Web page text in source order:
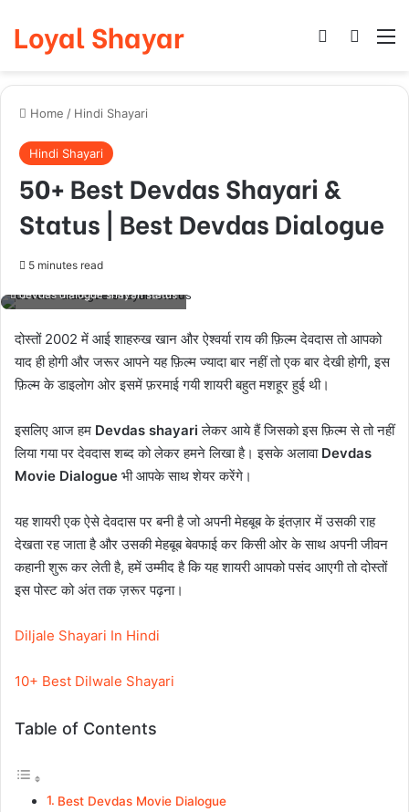
Loyal Shayar Log In
Home / Hindi Shayari
Hindi Shayari
50+ Best Devdas Shayari &
Status | Best Devdas Dialogue
5 minutes read
devdas dialogue shayari status
दोस्तों 2002 में आई शाहरुख खान और ऐश्वर्या राय की फ़िल्म देवदास तो आपको
याद ही होगी और जरूर आपने यह फ़िल्म ज्यादा बार नहीं तो एक बार देखी होगी, इस
फ़िल्म के डाइलोग ओर इसमें फ़रमाई गयी शायरी बहुत मशहूर हुई थी।
इसलिए आज हम Devdas shayari लेकर आये हैं जिसको इस फ़िल्म से तो नहीं
लिया गया पर देवदास शब्द को लेकर हमने लिखा है। इसके अलावा Devdas
Movie Dialogue भी आपके साथ शेयर करेंगे।
यह शायरी एक ऐसे देवदास पर बनी है जो अपनी मेहबूब के इंतज़ार में उसकी राह
देखता रह जाता है और उसकी मेहबूब बेवफाई कर किसी ओर के साथ अपनी जीवन
कहानी शुरू कर लेती है, हमें उम्मीद है कि यह शायरी आपको पसंद आएगी तो दोस्तों
इस पोस्ट को अंत तक ज़रूर पढ़ना।
Diljale Shayari In Hindi
10+ Best Dilwale Shayari
Table of Contents
Best Devdas Movie Dialogue